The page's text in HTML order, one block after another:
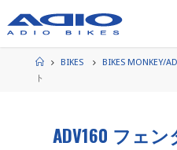
ン
ホ
BIKES BIKES MONKEY/
ト
ADV160 フェ